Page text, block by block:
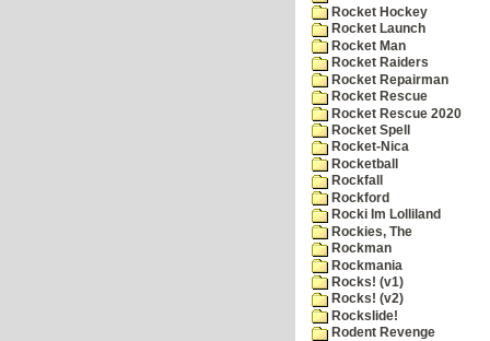
Rocket Hockey
Rocket Launch
Rocket Man
Rocket Raiders
Rocket Repairman
Rocket Rescue
Rocket Rescue 2020
Rocket Spell
Rocket-Nica
Rocketball
Rockfall
Rockford
Rocki Im Lolliland
Rockies, The
Rockman
Rockmania
Rocks! (v1)
Rocks! (v2)
Rockslide!
Rodent Revenge